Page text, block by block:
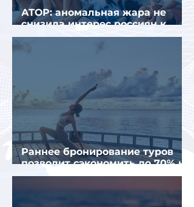
АТОР: аномальная жара не
снизила интерес россиян к
летнему отдыху в Европе
Раннее бронирование туров
позволит сэкономить до 70% на
летнем отдыхе — АТОР